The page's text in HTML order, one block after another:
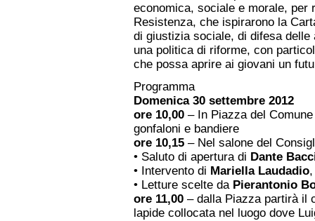
economica, sociale e morale, per
Resistenza, che ispirarono la
di giustizia sociale, di difesa
una politica di riforme, con
che possa aprire ai giovani un
Programma
Domenica 30 settembre 2012
ore 10,00 – In Piazza del
gonfaloni e bandiere
ore 10,15 – Nel salone del
• Saluto di apertura di Dante
• Intervento di Mariella Laudadio
• Letture scelte da Pierantonio
ore 11,00 – dalla Piazza partirà il
lapide collocata nel luogo dove